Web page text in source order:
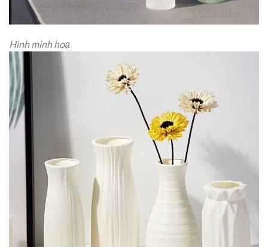
Hình minh hoạ